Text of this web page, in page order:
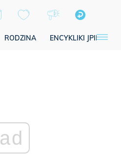
RODZINA ENCYKLIKI JPII
ad